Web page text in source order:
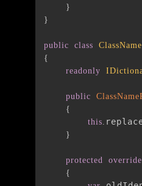
}
}
public class
{
readonly
public
{
this.
}
protected override
{